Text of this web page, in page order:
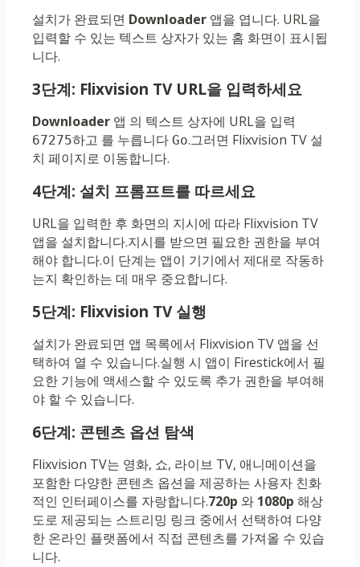
설치가 완료되면 Downloader 앱을 엽니다. URL을
입력할 수 있는 텍스트 상자가 있는 홈 화면이 표시됩
니다.
3단계: Flixvision TV URL을 입력하세요
Downloader 앱 의 텍스트 상자에 URL을 입력
67275하고 를 누릅니다 Go.그러면 Flixvision TV 설
치 페이지로 이동합니다.
4단계: 설치 프롬프트를 따르세요
URL을 입력한 후 화면의 지시에 따라 Flixvision TV
앱을 설치합니다.지시를 받으면 필요한 권한을 부여
해야 합니다.이 단계는 앱이 기기에서 제대로 작동하
는지 확인하는 데 매우 중요합니다.
5단계: Flixvision TV 실행
설치가 완료되면 앱 목록에서 Flixvision TV 앱을 선
택하여 열 수 있습니다.실행 시 앱이 Firestick에서 필
요한 기능에 액세스할 수 있도록 추가 권한을 부여해
야 할 수 있습니다.
6단계: 콘텐츠 옵션 탐색
Flixvision TV는 영화, 쇼, 라이브 TV, 애니메이션을
포함한 다양한 콘텐츠 옵션을 제공하는 사용자 친화
적인 인터페이스를 자랑합니다.720p 와 1080p 해상
도로 제공되는 스트리밍 링크 중에서 선택하여 다양
한 온라인 플랫폼에서 직접 콘텐츠를 가져올 수 있습
니다.